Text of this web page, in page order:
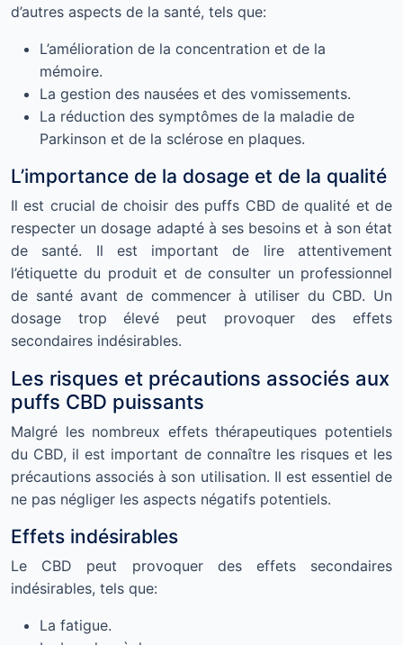
d’autres aspects de la santé, tels que:
L’amélioration de la concentration et de la
mémoire.
La gestion des nausées et des vomissements.
La réduction des symptômes de la maladie de
Parkinson et de la sclérose en plaques.
L’importance de la dosage et de la qualité
Il est crucial de choisir des puffs CBD de qualité et de
respecter un dosage adapté à ses besoins et à son état
de santé. Il est important de lire attentivement
l’étiquette du produit et de consulter un professionnel
de santé avant de commencer à utiliser du CBD. Un
dosage trop élevé peut provoquer des effets
secondaires indésirables.
Les risques et précautions associés aux
puffs CBD puissants
Malgré les nombreux effets thérapeutiques potentiels
du CBD, il est important de connaître les risques et les
précautions associés à son utilisation. Il est essentiel de
ne pas négliger les aspects négatifs potentiels.
Effets indésirables
Le CBD peut provoquer des effets secondaires
indésirables, tels que:
La fatigue.